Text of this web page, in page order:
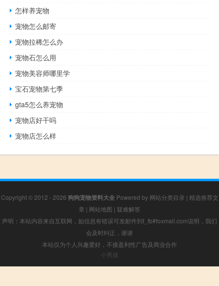
怎样养宠物
宠物怎么邮寄
宠物拉稀怎么办
宠物石怎么用
宠物美容师哪里学
宝石宠物第七季
gta5怎么养宠物
宠物店好干吗
宠物店怎么样
Copyright © 2012 - 2026 狗狗宠物资料大全Powered by 网站分类目录 | 精选推荐文
章 | 网站地图 | 疑难解答
声明：本站内容来自互联网，如信息有错误可发邮件到f_fb#foxmail.com说明，我们
会及时纠正，谢谢
本站仅为个人兴趣爱好，不接盈利性广告及商业合作
小男孩